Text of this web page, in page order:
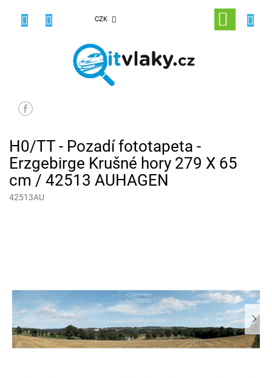
CZK
NÁKUPNÍ
KOŠÍK
H0/TT - Pozadí fototapeta -
Erzgebirge Krušné hory 279 X 65
cm / 42513 AUHAGEN
42513AU